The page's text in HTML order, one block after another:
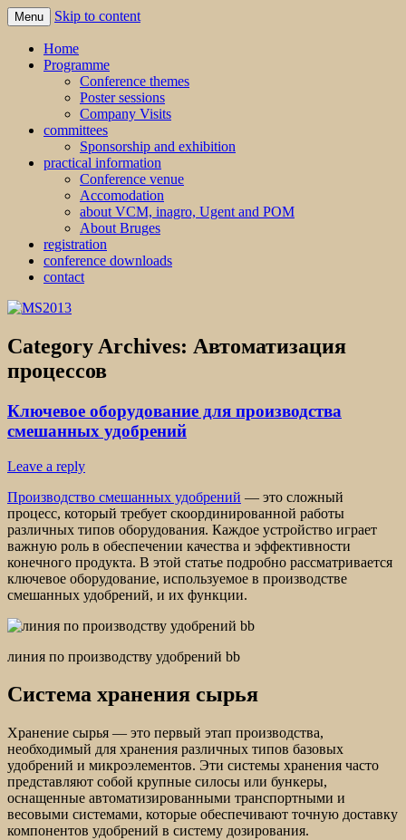
MS2013
Menu Skip to content
Home
Programme
Conference themes
Poster sessions
Company Visits
committees
Sponsorship and exhibition
practical information
Conference venue
Accomodation
about VCM, inagro, Ugent and POM
About Bruges
registration
conference downloads
contact
Category Archives: Автоматизация
процессов
Ключевое оборудование для производства
смешанных удобрений
Leave a reply
Производство смешанных удобрений — это сложный
процесс, который требует скоординированной работы
различных типов оборудования. Каждое устройство играет
важную роль в обеспечении качества и эффективности
конечного продукта. В этой статье подробно рассматривается
ключевое оборудование, используемое в производстве
смешанных удобрений, и их функции.
линия по производству удобрений bb
Система хранения сырья
Хранение сырья — это первый этап производства,
необходимый для хранения различных типов базовых
удобрений и микроэлементов. Эти системы хранения часто
представляют собой крупные силосы или бункеры,
оснащенные автоматизированными транспортными и
весовыми системами, которые обеспечивают точную доставку
компонентов удобрений в систему дозирования.